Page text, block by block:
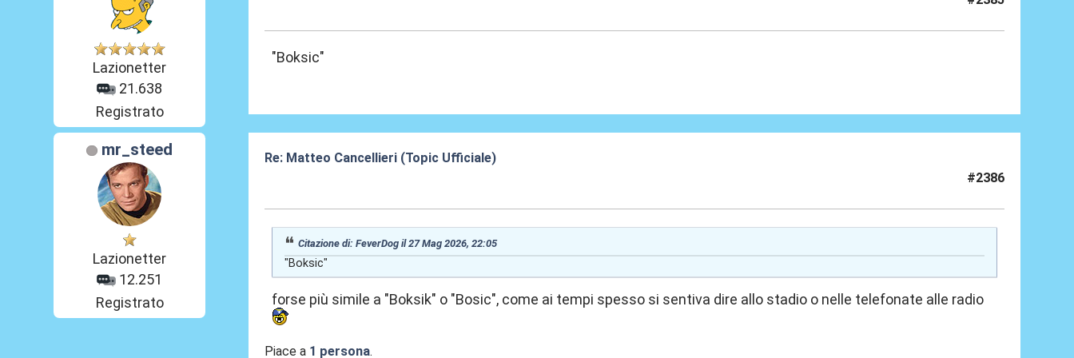
Lazionetter
21.638
Registrato
"Boksic"
mr_steed
Lazionetter
12.251
Registrato
Re: Matteo Cancellieri (Topic Ufficiale)
#2386
Citazione di: FeverDog il 27 Mag 2026, 22:05
"Boksic"
forse più simile a "Boksik" o "Bosic", come ai tempi spesso si sentiva dire allo stadio o nelle telefonate alle radio
Piace a 1 persona.